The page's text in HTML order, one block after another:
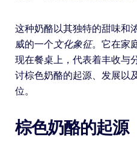
这种奶酪以其独特的甜味和
威的一个文化象征。它在家
现在餐桌上，代表着丰收与
讨棕色奶酪的起源、发展以
位。
棕色奶酪的起源